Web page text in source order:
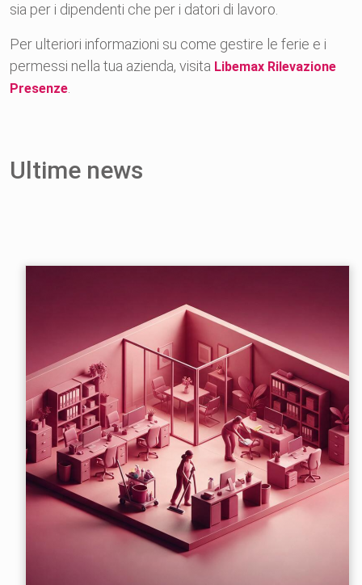
sia per i dipendenti che per i datori di lavoro.
Per ulteriori informazioni su come gestire le ferie e i
permessi nella tua azienda, visita Libemax Rilevazione
Presenze
Ultime news